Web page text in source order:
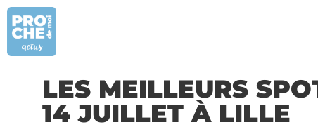
LES MEILLEURS
14 JUILLET À LILLE